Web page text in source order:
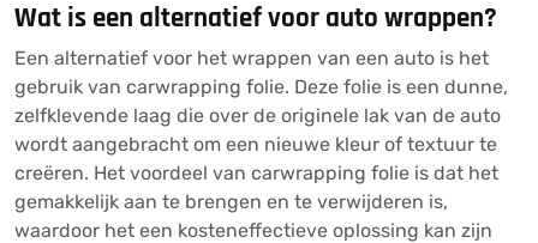
Wat is een alternatief voor auto wrappen?
Een alternatief voor het wrappen van een auto is het
gebruik van carwrapping folie. Deze folie is een dunne,
zelfklevende laag die over de originele lak van de auto
wordt aangebracht om een nieuwe kleur of textuur te
creëren. Het voordeel van carwrapping folie is dat het
gemakkelijk aan te brengen en te verwijderen is,
waardoor het een kosteneffectieve oplossing kan zijn